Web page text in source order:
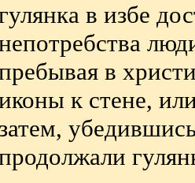
в избе
в
к стене,